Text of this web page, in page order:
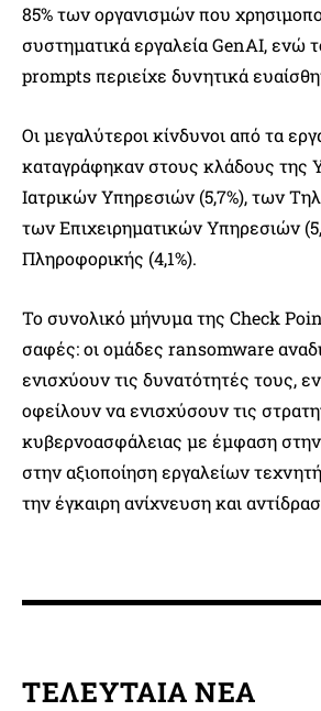
85% των οργανισμών που
συστηματικά εργαλεία GenAI, ενώ
prompts περιείχε δυνητικά
Οι μεγαλύτεροι κίνδυνοι από τα
καταγράφηκαν στους κλάδους της
Ιατρικών Υπηρεσιών (5,7%), των
των Επιχειρηματικών Υπηρεσιών
Πληροφορικής (4,1%).
Το συνολικό μήνυμα της Check
σαφές: οι ομάδες ransomware
ενισχύουν τις δυνατότητές τους,
οφείλουν να ενισχύσουν τις
κυβερνοασφάλειας με έμφαση
στην αξιοποίηση εργαλείων
την έγκαιρη ανίχνευση και
ΤΕΛΕΥΤΑΙΑ ΝΕΑ